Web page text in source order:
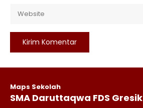
Maps Sekolah
SMA Daruttaqwa FDS Gresik